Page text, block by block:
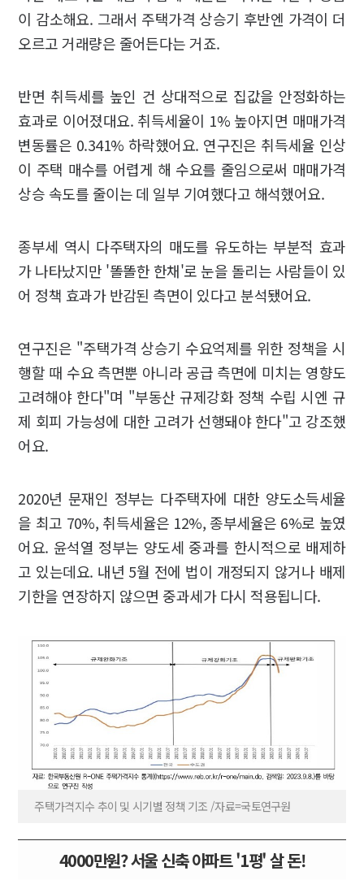
이 감소해요. 그래서 주택가격 상승기 후반엔 가격이 더
오르고 거래량은 줄어든다는 거죠.
반면 취득세를 높인 건 상대적으로 집값을 안정화하는
효과로 이어졌대요. 취득세율이 1% 높아지면 매매가격
변동률은 0.341% 하락했어요. 연구진은 취득세율 인상
이 주택 매수를 어렵게 해 수요를 줄임으로써 매매가격
상승 속도를 줄이는 데 일부 기여했다고 해석했어요.
종부세 역시 다주택자의 매도를 유도하는 부분적 효과
가 나타났지만 '똘똘한 한채'로 눈을 돌리는 사람들이 있
어 정책 효과가 반감된 측면이 있다고 분석됐어요.
연구진은 "주택가격 상승기 수요억제를 위한 정책을 시
행할 때 수요 측면뿐 아니라 공급 측면에 미치는 영향도
고려해야 한다"며 "부동산 규제강화 정책 수립 시엔 규
제 회피 가능성에 대한 고려가 선행돼야 한다"고 강조했
어요.
2020년 문재인 정부는 다주택자에 대한 양도소득세율
을 최고 70%, 취득세율은 12%, 종부세율은 6%로 높였
어요. 윤석열 정부는 양도세 중과를 한시적으로 배제하
고 있는데요. 내년 5월 전에 법이 개정되지 않거나 배제
기한을 연장하지 않으면 중과세가 다시 적용됩니다.
주택가격지수 추이 및 시기별 정책 기조 /자료=국토연구원
4000만원? 서울 신축 아파트 '1평' 살 돈!